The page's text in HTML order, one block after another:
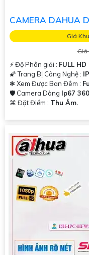
CAMERA DAHUA
Giá
Giá
️⚡ Độ Phân giải : FULL
🌠 Trang Bị Công Nghệ :
❃ Xem Được Ban Đêm :
🛡 Camera Dòng Ip67
️⌘ Đặt Điểm : Thu Âm.